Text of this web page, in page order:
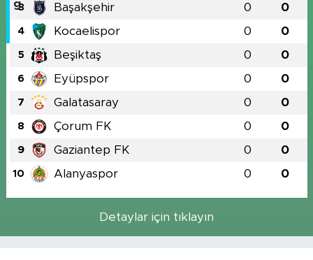
3 Başakşehir 0 0
4 Kocaelispor 0 0
5 Beşiktaş 0 0
6 Eyüpspor 0 0
7 Galatasaray 0 0
8 Çorum FK 0 0
9 Gaziantep FK 0 0
10 Alanyaspor 0 0
Detaylar için tıklayın